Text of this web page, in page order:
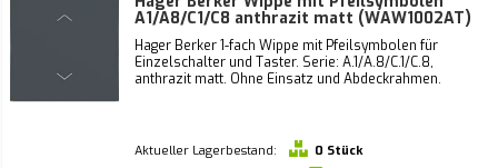
A1/A8/C1/C8 anthrazit matt (WAW1002AT)
Hager Berker 1-fach Wippe mit Pfeilsymbolen für
Einzelschalter und Taster. Serie: A.1/A.8/C.1/C.8,
anthrazit matt. Ohne Einsatz und Abdeckrahmen.
Aktueller Lagerbestand:
0 Stück